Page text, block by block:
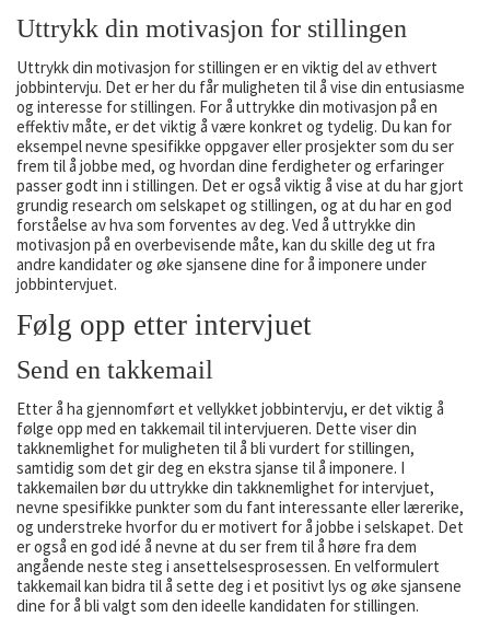
Uttrykk din motivasjon for stillingen
Uttrykk din motivasjon for stillingen er en viktig del av ethvert
jobbintervju. Det er her du får muligheten til å vise din entusiasme
og interesse for stillingen. For å uttrykke din motivasjon på en
effektiv måte, er det viktig å være konkret og tydelig. Du kan for
eksempel nevne spesifikke oppgaver eller prosjekter som du ser
frem til å jobbe med, og hvordan dine ferdigheter og erfaringer
passer godt inn i stillingen. Det er også viktig å vise at du har gjort
grundig research om selskapet og stillingen, og at du har en god
forståelse av hva som forventes av deg. Ved å uttrykke din
motivasjon på en overbevisende måte, kan du skille deg ut fra
andre kandidater og øke sjansene dine for å imponere under
jobbintervjuet.
Følg opp etter intervjuet
Send en takkemail
Etter å ha gjennomført et vellykket jobbintervju, er det viktig å
følge opp med en takkemail til intervjueren. Dette viser din
takknemlighet for muligheten til å bli vurdert for stillingen,
samtidig som det gir deg en ekstra sjanse til å imponere. I
takkemailen bør du uttrykke din takknemlighet for intervjuet,
nevne spesifikke punkter som du fant interessante eller lærerike,
og understreke hvorfor du er motivert for å jobbe i selskapet. Det
er også en god idé å nevne at du ser frem til å høre fra dem
angående neste steg i ansettelsesprosessen. En velformulert
takkemail kan bidra til å sette deg i et positivt lys og øke sjansene
dine for å bli valgt som den ideelle kandidaten for stillingen.